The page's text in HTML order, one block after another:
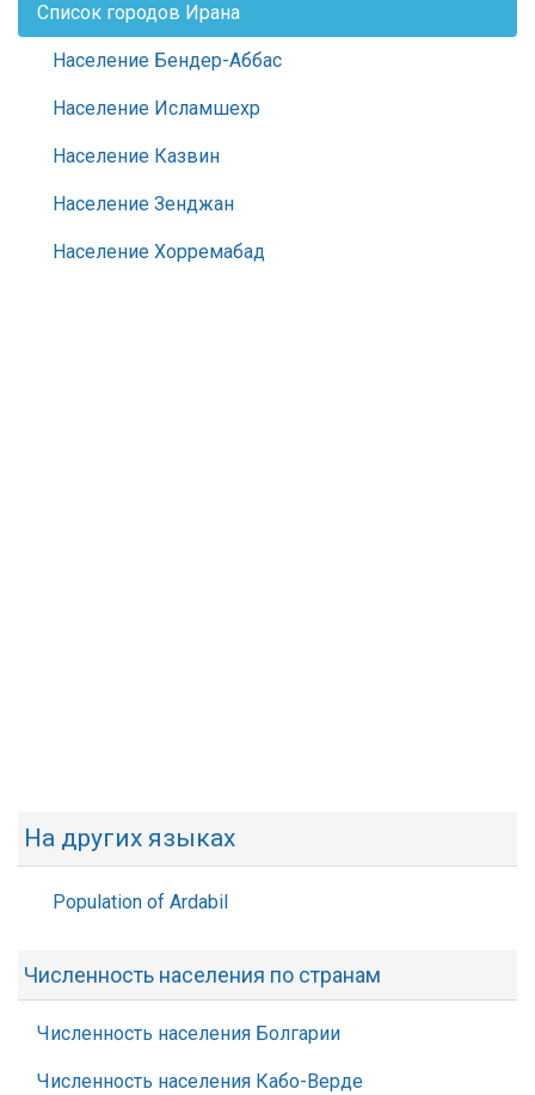
Список городов Ирана
Население Бендер-Аббас
Население Исламшехр
Население Казвин
Население Зенджан
Население Хорремабад
На других языках
Population of Ardabil
Численность населения по странам
Численность населения Болгарии
Численность населения Кабо-Верде